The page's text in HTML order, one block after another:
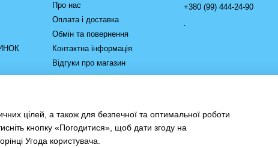
Про нас
Оплата і доставка
Обмін та повернення
Контактна інформація
Відгуки про магазин
+380 (99) 444-24-90
цілей, а також для безпечної та оптимальної роботи
кнопку «Погодитися», щоб дати згоду на
Угода користувача